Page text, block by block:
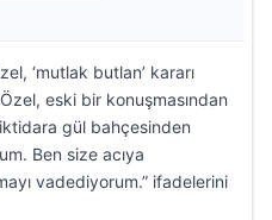
‘mutlak butlan’ kararı
Özel, eski bir konuşmasından
gül bahçesinden
Ben size acıya
vadediyorum.” ifadelerini